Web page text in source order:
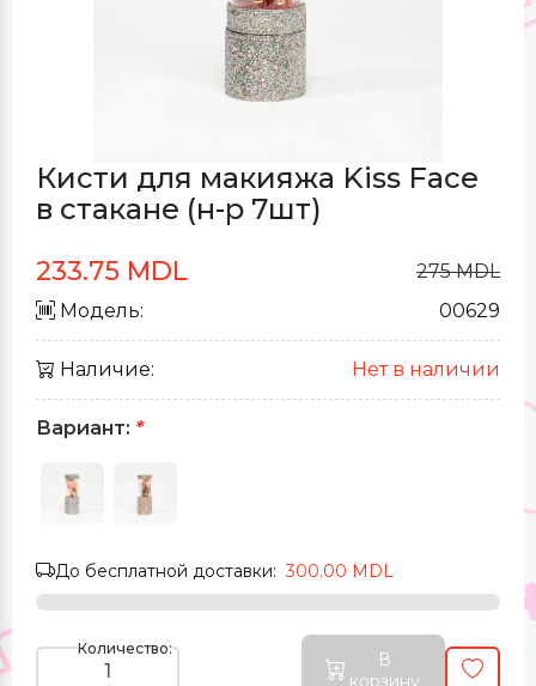
Кисти для макияжа Kiss Face
в стакане (н-р 7шт)
233.75 MDL
275 MDL
Модель:
00629
Наличие: Нет в наличии
Вариант: *
До бесплатной доставки:300.00 MDL
Количество:
В
корзину